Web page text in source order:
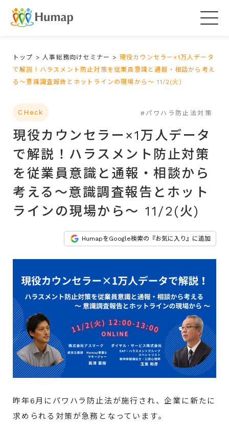
トップ >人事総務向けセミナー > 現役カウンセラー×1万人データ
で解説！ハラスメント防止対策を従業員意識と通報・相談から考え
る～意識調査報告とホットラインの現場から～ 11/2(火)
CHeck #パワハラ防止法対策
現役カウンセラー×1万人データ
で解説！ハラスメント防止対策
を従業員意識と通報・相談から
考える～意識調査報告とホット
ラインの現場から～ 11/2(火)
HumapをGoogle検索の『お気に入り』に追加
昨年6月にパワハラ防止法が施行され、企業に新たに
求められる対策が急務となっています。